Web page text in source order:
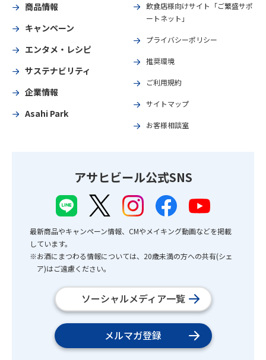
商品情報
キャンペーン
エンタメ・レシピ
サステナビリティ
企業情報
Asahi Park
飲食店様向けサイト「ご繁盛サポ
ートネット」
プライバシーポリシー
推奨環境
ご利用規約
サイトマップ
お客様相談室
アサヒビール公式SNS
最新商品やキャンペーン情報、CMやメイキング動画などを掲載
しています。
※お酒にまつわる情報については、20歳未満の方への共有(シェ
ア)はご遠慮ください。
ソーシャルメディア一覧
メルマガ登録